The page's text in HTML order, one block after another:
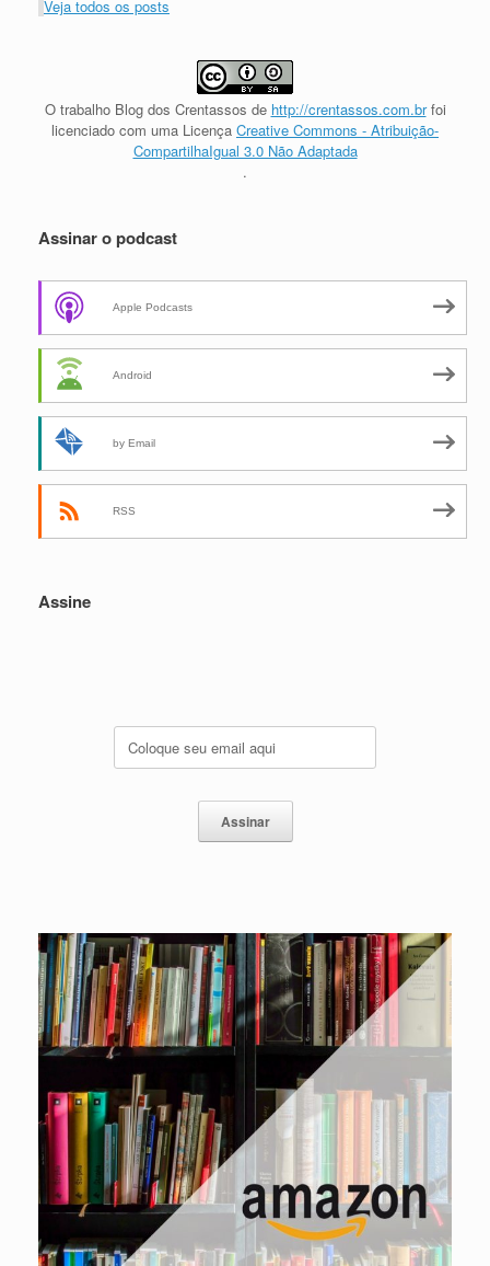
Veja todos os posts
O trabalho Blog dos Crentassos de http://crentassos.com.brfoi
licenciado com uma Licença Creative Commons - Atribuição-
CompartilhaIgual 3.0 Não Adaptada
.
Assinar o podcast
Apple Podcasts
Android
by Email
RSS
Assine